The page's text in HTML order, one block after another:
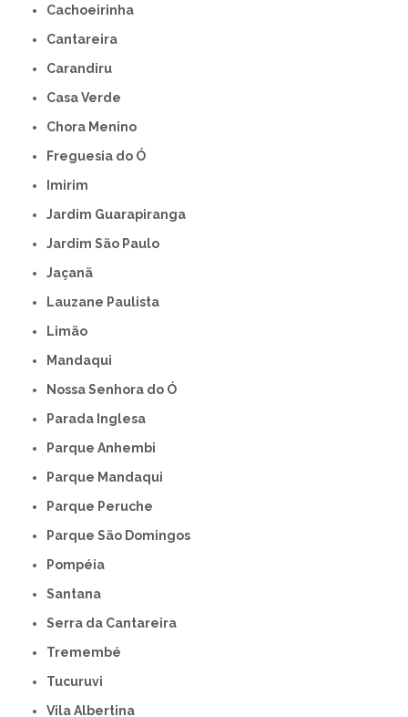
Cachoeirinha
Cantareira
Carandiru
Casa Verde
Chora Menino
Freguesia do Ó
Imirim
Jardim Guarapiranga
Jardim São Paulo
Jaçanã
Lauzane Paulista
Limão
Mandaqui
Nossa Senhora do Ó
Parada Inglesa
Parque Anhembi
Parque Mandaqui
Parque Peruche
Parque São Domingos
Pompéia
Santana
Serra da Cantareira
Tremembé
Tucuruvi
Vila Albertina